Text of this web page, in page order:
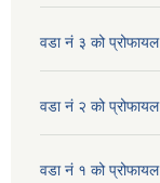
वडा नं ३ को प्रोफायल
वडा नं २ को प्रोफायल
वडा नं १ को प्रोफायल